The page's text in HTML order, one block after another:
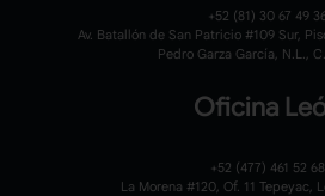
+52 (81) 30 67 49
Av. Batallón de San Patricio #109 Sur,
Pedro Garza García, N.L.,
Oficina
+52 (477) 461 52 68
La Morena #120, Of. 11 Tepeyac,